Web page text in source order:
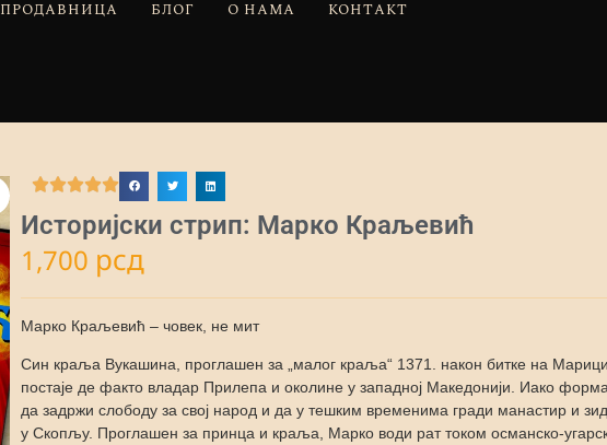
ПРОДАВНИЦА БЛОГ О НАМА КОНТАКТ
Историјски стрип: Марко Краљевић
1,700 рсд
Марко Краљевић – човек, не мит
Син краља Вукашина, проглашен за „малог краља“ 1371. након битке на
постаје де факто владар Прилепа и околине у западној Македонији. Иако
да задржи слободу за свој народ и да у тешким временима гради манастир и
у Скопљу. Проглашен за принца и краља, Марко води рат током османско-